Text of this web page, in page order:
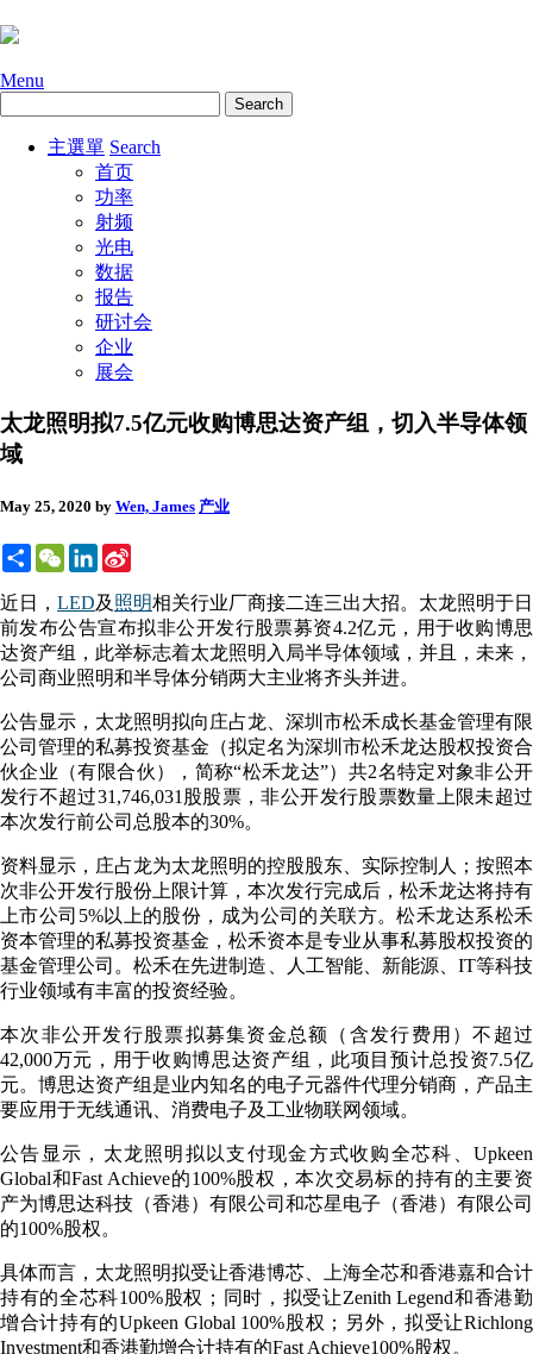
Menu
主選單 Search
首页
功率
射频
光电
数据
报告
研讨会
企业
展会
太龙照明拟7.5亿元收购博思达资产组，切入半导体领
域
May 25, 2020 by Wen, James 产业
ShareWeChatLinkedIn
近日， LED及 照明相关行业厂商接二连三出大招。太龙照明于日
前发布公告宣布拟非公开发行股票募资4.2亿元，用于收购博思
达资产组，此举标志着太龙照明入局半导体领域，并且，未来，
公司商业照明和半导体分销两大主业将齐头并进。
公告显示，太龙照明拟向庄占龙、深圳市松禾成长基金管理有限
公司管理的私募投资基金（拟定名为深圳市松禾龙达股权投资合
伙企业（有限合伙），简称“松禾龙达”）共2名特定对象非公开
发行不超过31,746,031股股票，非公开发行股票数量上限未超过
本次发行前公司总股本的30%。
资料显示，庄占龙为太龙照明的控股股东、实际控制人；按照本
次非公开发行股份上限计算，本次发行完成后，松禾龙达将持有
上市公司5%以上的股份，成为公司的关联方。松禾龙达系松禾
资本管理的私募投资基金，松禾资本是专业从事私募股权投资的
基金管理公司。松禾在先进制造、人工智能、新能源、IT等科技
行业领域有丰富的投资经验。
本次非公开发行股票拟募集资金总额（含发行费用）不超过
42,000万元，用于收购博思达资产组，此项目预计总投资7.5亿
元。博思达资产组是业内知名的电子元器件代理分销商，产品主
要应用于无线通讯、消费电子及工业物联网领域。
公告显示，太龙照明拟以支付现金方式收购全芯科、Upkeen
Global和Fast Achieve的100%股权，本次交易标的持有的主要资
产为博思达科技（香港）有限公司和芯星电子（香港）有限公司
的100%股权。
具体而言，太龙照明拟受让香港博芯、上海全芯和香港嘉和合计
持有的全芯科100%股权；同时，拟受让Zenith Legend和香港勤
增合计持有的Upkeen Global 100%股权；另外，拟受让Richlong
Investment和香港勤增合计持有的Fast Achieve100%股权。